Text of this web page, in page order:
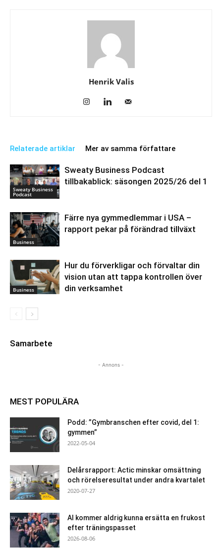
Henrik Valis
Relaterade artiklar Mer av samma författare
Sweaty Business
Podcast
Sweaty Business Podcast
tillbakablick: säsongen 2025/26 del 1
Business
Färre nya gymmedlemmar i USA –
rapport pekar på förändrad tillväxt
Business
Hur du förverkligar och förvaltar din
vision utan att tappa kontrollen över
din verksamhet
Samarbete
- Annons -
MEST POPULÄRA
Podd: ”Gymbranschen efter covid, del 1:
gymmen”
2022-05-04
Delårsrapport: Actic minskar omsättning
och rörelseresultat under andra kvartalet
2020-07-27
AI kommer aldrig kunna ersätta en frukost
efter träningspasset
2026-08-06